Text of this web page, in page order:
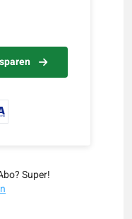
Super!